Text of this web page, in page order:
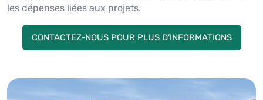
les dépenses liées aux projets.
CONTACTEZ-NOUS POUR PLUS D’INFORMATIONS